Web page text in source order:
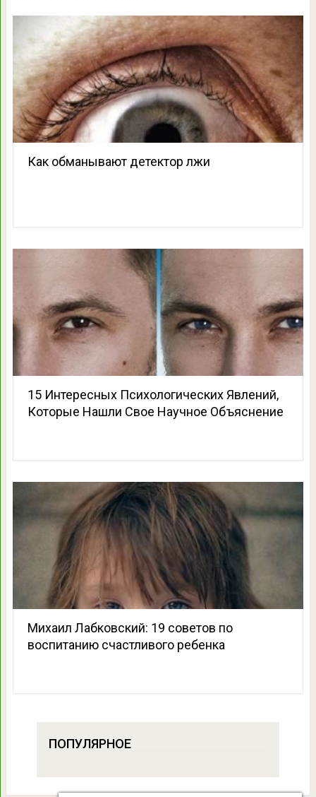
Как обманывают детектор лжи
15 Интересных Психологических Явлений,
Которые Нашли Свое Научное Объяснение
Михаил Лабковский: 19 советов по
воспитанию счастливого ребенка
ПОПУЛЯРНОЕ